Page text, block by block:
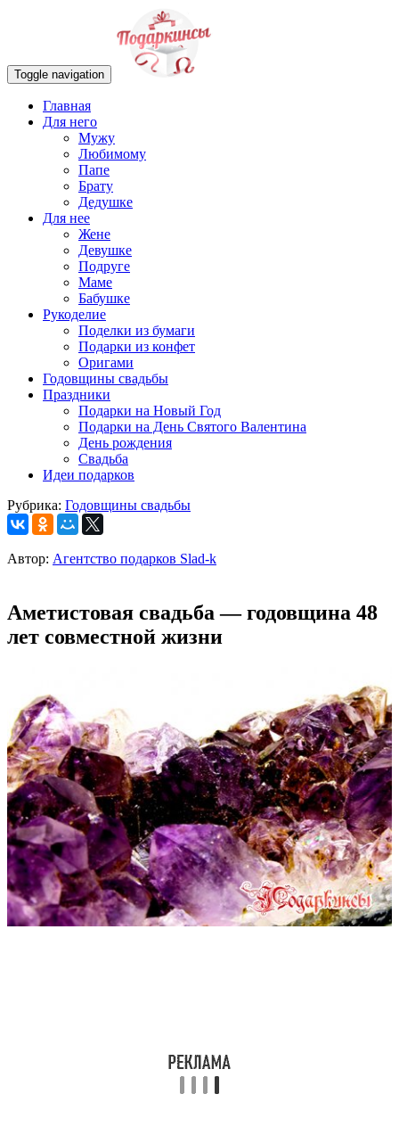
Toggle navigation
Главная
Для него
Мужу
Любимому
Папе
Брату
Дедушке
Для нее
Жене
Девушке
Подруге
Маме
Бабушке
Рукоделие
Поделки из бумаги
Подарки из конфет
Оригами
Годовщины свадьбы
Праздники
Подарки на Новый Год
Подарки на День Святого Валентина
День рождения
Свадьба
Идеи подарков
Рубрика: Годовщины свадьбы
Автор: Агентство подарков Slad-k
Аметистовая свадьба — годовщина 48
лет совместной жизни